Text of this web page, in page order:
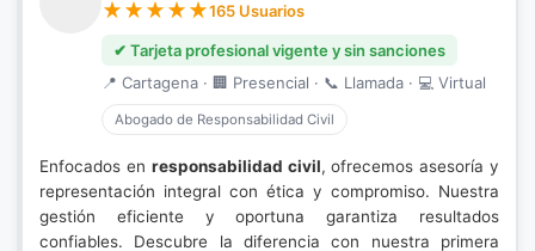
165 Usuarios
✔ Tarjeta profesional vigente y sin sanciones
📍 Cartagena · 🏢 Presencial · 📞 Llamada · 💻 Virtual
Abogado de Responsabilidad Civil
Enfocados en responsabilidad civil, ofrecemos asesoría y
representación integral con ética y compromiso. Nuestra
gestión eficiente y oportuna garantiza resultados
confiables. Descubre la diferencia con nuestra primera